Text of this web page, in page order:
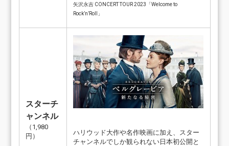
矢沢永吉 CONCERT TOUR 2023「Welcome to
Rock’n’Roll」
スターチ
ャンネル
（1,980
円）
ハリウッド大作や名作映画に加え、スター
チャンネルでしか観られない日本初公開と